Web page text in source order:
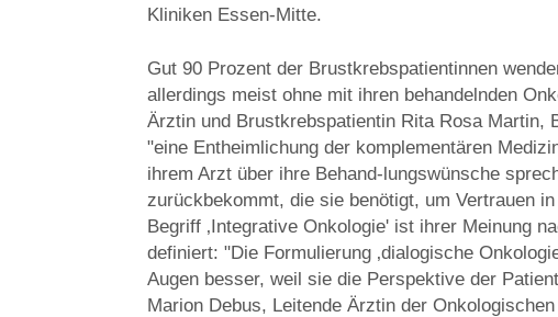
Kliniken Essen-Mitte.
Gut 90 Prozent der Brustkrebspatientinnen
allerdings meist ohne mit ihren behandelnden
Ärztin und Brustkrebspatientin Rita Rosa Martin,
"eine Entheimlichung der komplementären
ihrem Arzt über ihre Behand-lungswünsche
zurückbekommt, die sie benötigt, um Vertrauen
Begriff ‚Integrative Onkologie' ist ihrer Meinung
definiert: "Die Formulierung ‚dialogische
Augen besser, weil sie die Perspektive der
Marion Debus, Leitende Ärztin der